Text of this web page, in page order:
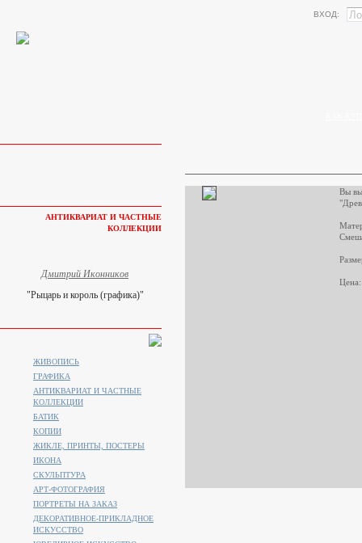
ВХОД:
Вы
АНТИКВАРИАТ И ЧАСТНЫЕ
КОЛЛЕКЦИИ
Дмитрий Иконников
"Рыцарь и король (графика)"
ЖИВОПИСЬ
ГРАФИКА
АНТИКВАРИАТ И ЧАСТНЫЕ
КОЛЛЕКЦИИ
БАТИК
КОПИИ
ЖИКЛЕ, ПРИНТЫ, ПОСТЕРЫ
ИКОНА
СКУЛЬПТУРА
АРТ-ФОТОГРАФИЯ
ПОРТРЕТЫ НА ЗАКАЗ
ДЕКОРАТИВНОЕ-ПРИКЛАДНОЕ
ИСКУССТВО